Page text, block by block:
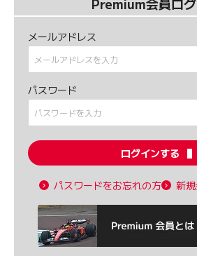
Premium会員ロ
メールアドレス
パスワード
ログインする
パスワードをお忘れの方 新